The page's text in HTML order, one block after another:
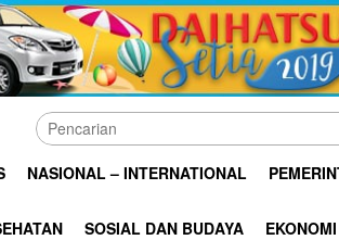
NASIONAL – INTERNATIONAL
SOSIAL DAN BUDAYA